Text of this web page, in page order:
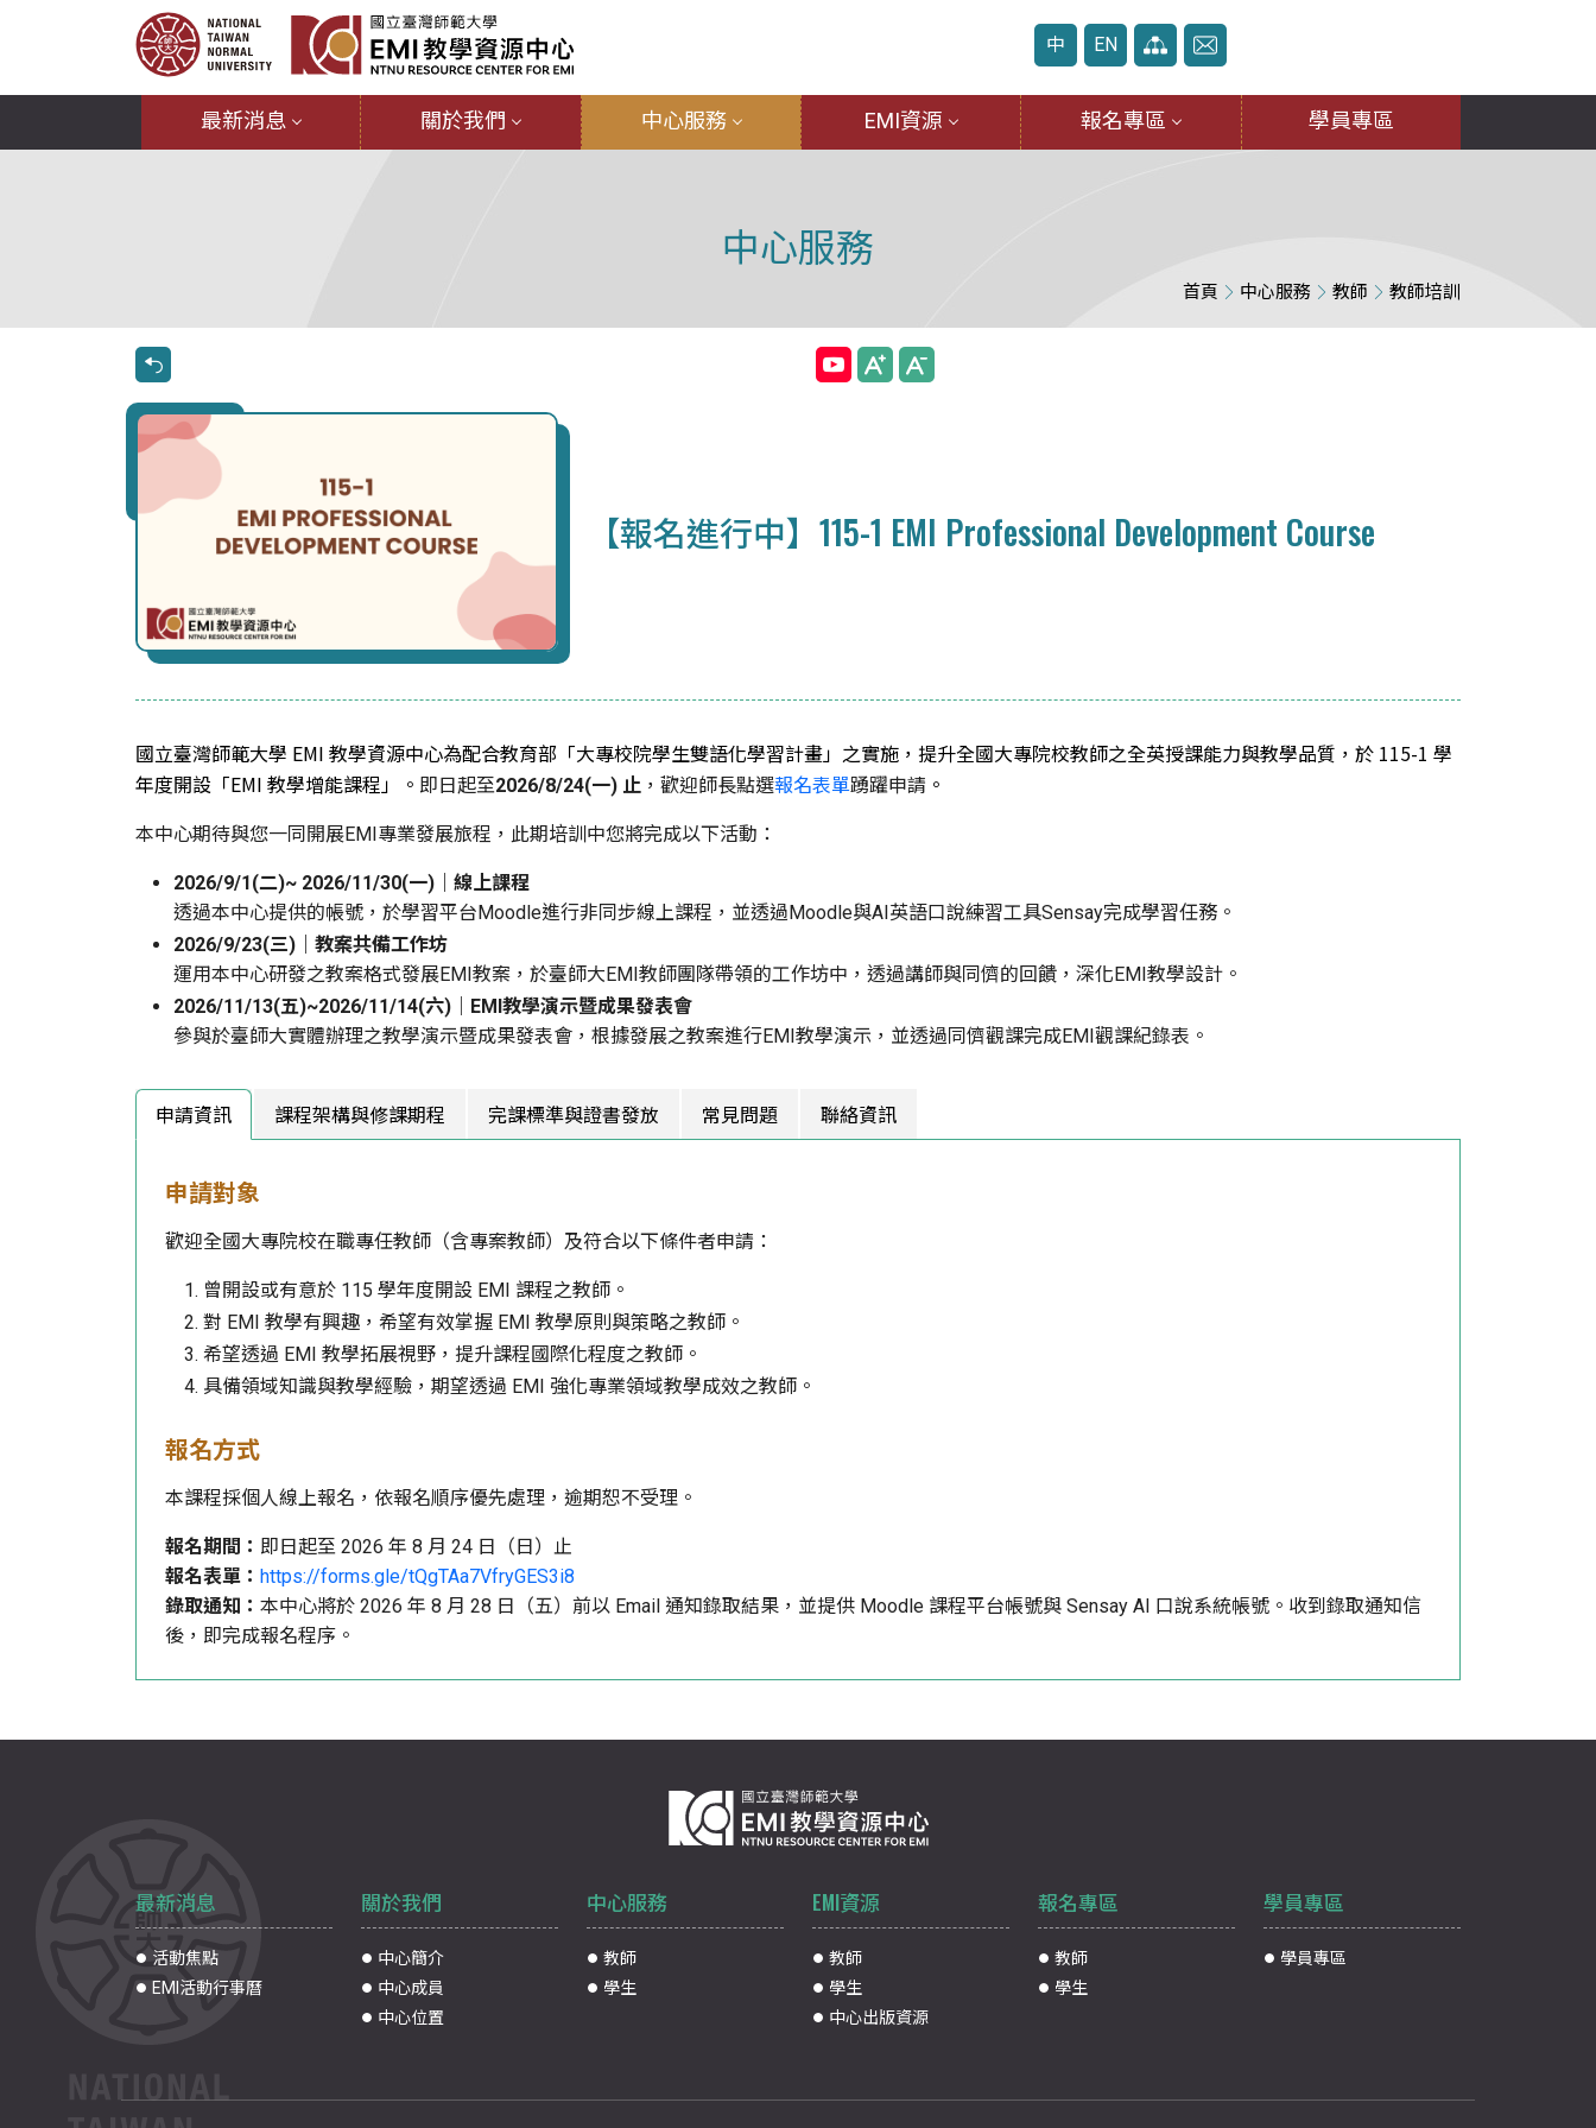
中 EN
最新消息 關於我們 中心服務 EMI資源 報名專區 學員專區
中心服務
首頁 中心服務 教師 教師培訓
【報名進行中】115-1 EMI Professional Development Course
國立臺灣師範大學 EMI 教學資源中心為配合教育部「大專校院學生雙語化學習計畫」之實施，提升全國大專院校教師之全英授課能力與教學品質，於 115-1 學
年度開設「EMI 教學增能課程」。 即日起至2026/8/24(一) 止 ，歡迎師長點選報名表單踴躍申請 。
本中心期待與您一同開展EMI專業發展旅程，此期培訓中您將完成以下活動：
2026/9/1(二)~ 2026/11/30(一)｜線上課程
透過本中心提供的帳號，於學習平台Moodle進行非同步線上課程，並透過Moodle與AI英語口說練習工具Sensay完成學習任務。
2026/9/23(三)｜教案共備工作坊
運用本中心研發之教案格式發展EMI教案，於臺師大EMI教師團隊帶領的工作坊中，透過講師與同儕的回饋，深化EMI教學設計。
2026/11/13(五)~2026/11/14(六)｜EMI教學演示暨成果發表會
參與於臺師大實體辦理之教學演示暨成果發表會，根據發展之教案進行EMI教學演示，並透過同儕觀課完成EMI觀課紀錄表。
申請資訊 課程架構與修課期程 完課標準與證書發放 常見問題 聯絡資訊
申請對象
歡迎全國大專院校在職專任教師（含專案教師）及符合以下條件者申請：
曾開設或有意於 115 學年度開設 EMI 課程之教師。
對 EMI 教學有興趣，希望有效掌握 EMI 教學原則與策略之教師。
希望透過 EMI 教學拓展視野，提升課程國際化程度之教師。
具備領域知識與教學經驗，期望透過 EMI 強化專業領域教學成效之教師。
報名方式
本課程採個人線上報名，依報名順序優先處理，逾期恕不受理。
報名期間： 即日起至 2026 年 8 月 24 日（日）止
報名表單： https://forms.gle/tQgTAa7VfryGES3i8
錄取通知： 本中心將於 2026 年 8 月 28 日（五）前以 Email 通知錄取結果，並提供 Moodle 課程平台帳號與 Sensay AI 口說系統帳號。收到錄取通知信
後，即完成報名程序。
最新消息
活動焦點
EMI活動行事曆
關於我們
中心簡介
中心成員
中心位置
中心服務
教師
學生
EMI資源
教師
學生
中心出版資源
報名專區
教師
學生
學員專區
學員專區